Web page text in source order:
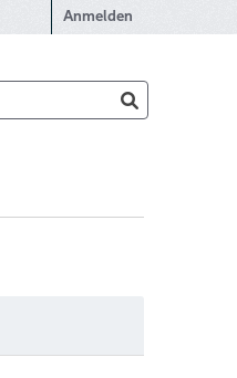
Anmelden